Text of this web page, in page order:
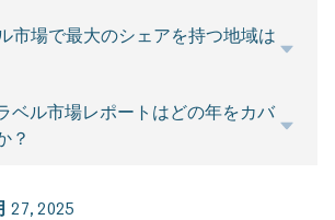
市場で最大のシェアを持つ地域は
ベル市場レポートはどの年をカバ
？
27, 2025